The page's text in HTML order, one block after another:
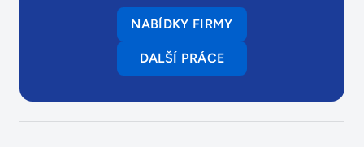
NABÍDKY FIRMY
DALŠÍ PRÁCE